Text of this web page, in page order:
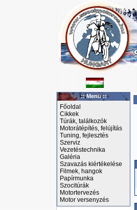
:: Menü ::
Főoldal
Cikkek
Túrák, találkozók
Motorátépítés, felújítás
Tuning, fejlesztés
Szerviz
Vezetéstechnika
Galéria
Szavazás kiértékelése
Filmek, hangok
Papírmunka
Szocitúrák
Motortervezés
Motor versenyzés